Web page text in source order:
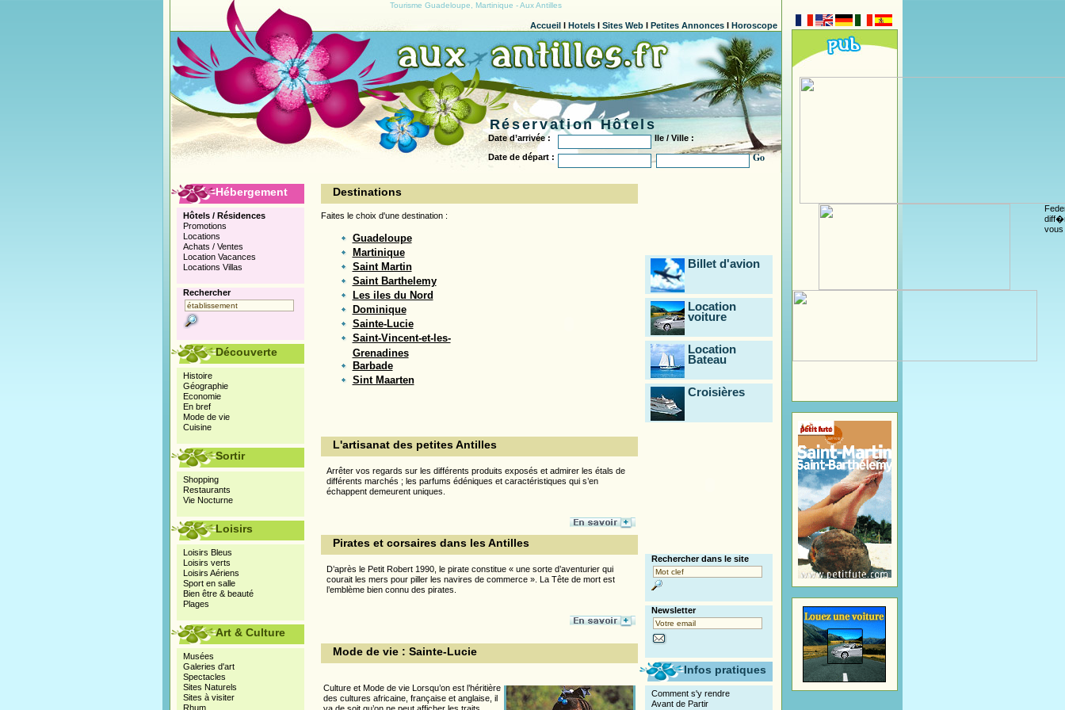
Tourisme Guadeloupe, Martinique - Aux Antilles
Accueill Hotelsl Sites Webl Petites Annoncesl Horoscope
Réservation Hôtels
Date d’arrivée :
Ile / Ville :
Date de départ :
Go
Destinations
Faites le choix d'une destination :
Guadeloupe
Martinique
Saint Martin
Saint Barthelemy
Les iles du Nord
Dominique
Sainte-Lucie
Saint-Vincent-et-les-
Grenadines
Barbade
Sint Maarten
L'artisanat des petites Antilles
Arrêter vos regards sur les différents produits exposés et admirer les étals de
différents marchés ; les parfums édéniques et caractéristiques qui s’en
échappent demeurent uniques.
Pirates et corsaires dans les Antilles
D’après le Petit Robert 1990, le pirate constitue « une sorte d’aventurier qui
courait les mers pour piller les navires de commerce ». La Tête de mort est
l’emblème bien connu des pirates.
Mode de vie : Sainte-Lucie
Culture et Mode de vie Lorsqu’on est l’héritière
des cultures africaine, française et anglaise, il
Hébergement
Hôtels / Résidences
Promotions
Locations
Achats / Ventes
Location Vacances
Locations Villas
Rechercher
Découverte
Histoire
Géographie
Economie
En bref
Mode de vie
Cuisine
Sortir
Shopping
Restaurants
Vie Nocturne
Loisirs
Loisirs Bleus
Loisirs verts
Loisirs Aériens
Sport en salle
Bien être & beauté
Plages
Art & Culture
Musées
Galeries d'art
Spectacles
Sites Naturels
Sites à visiter
Rhum
Billet d'avion
Location
voiture
Location
Bateau
Croisières
Rechercher dans le site
Newsletter
Infos pratiques
Comment s'y rendre
Avant de Partir
vous